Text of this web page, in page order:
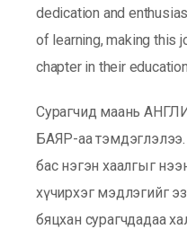
dedication and
of learning, making this
chapter in their
Сурагчид маань
БАЯР-аа
бас нэгэн хаалгыг
хүчирхэг мэдлэгийг
бяцхан сурагчдадаа